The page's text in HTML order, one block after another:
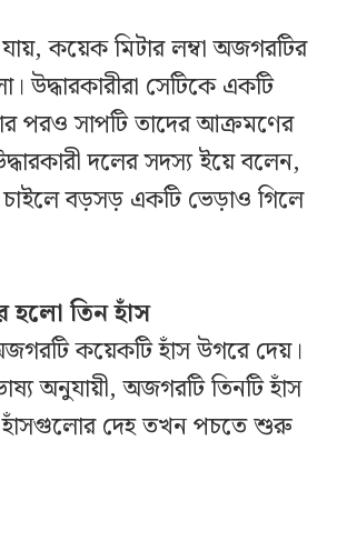
কয়েক মিটার লম্বা অজগরটির
উদ্ধারকারীরা সেটিকে একটি
পরও সাপটি তাদের আক্রমণের
দলের সদস্য ইয়ে বলেন,
বড়সড় একটি ভেড়াও গিলে
হলো তিন হাঁস
কয়েকটি হাঁস উগরে দেয়।
অনুযায়ী, অজগরটি তিনটি হাঁস
হাঁসগুলোর দেহ তখন পচতে শুরু